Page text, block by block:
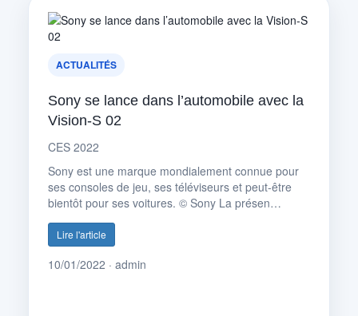
ACTUALITÉS
Sony se lance dans l’automobile avec la
Vision-S 02
CES 2022
Sony est une marque mondialement connue pour
ses consoles de jeu, ses téléviseurs et peut-être
bientôt pour ses voitures. © Sony La présen…
Lire l'article
10/01/2022 · admin